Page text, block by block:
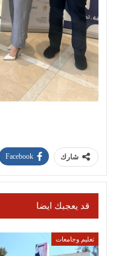
شارك Facebook
قد يعجبك ايضا
تعليم وجامعات